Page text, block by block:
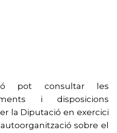
pot consultar les
i disposicions
la Diputació en exercici
sobre el